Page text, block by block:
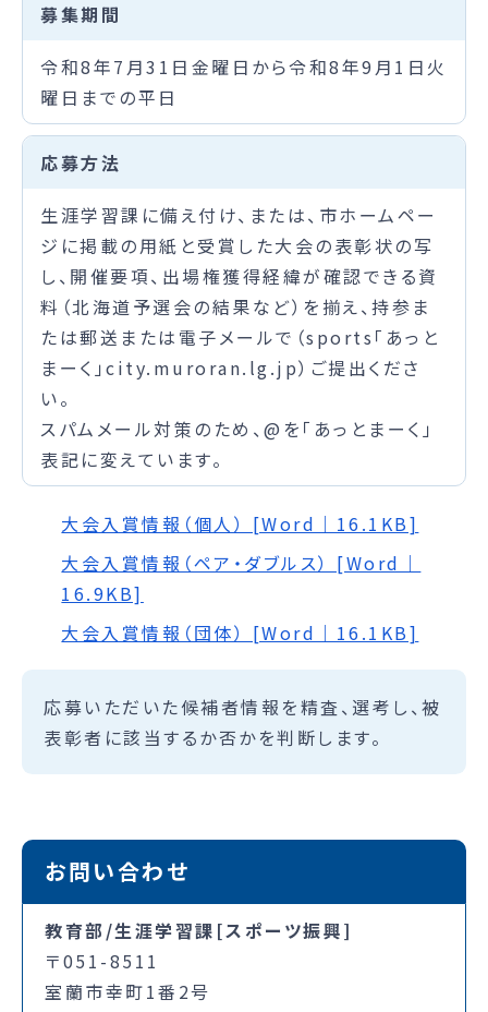
募集期間
令和8年7月31日金曜日から令和8年9月1日火
曜日までの平日
応募方法
生涯学習課に備え付け、または、市ホームペー
ジに掲載の用紙と受賞した大会の表彰状の写
し、開催要項、出場権獲得経緯が確認できる資
料（北海道予選会の結果など）を揃え、持参ま
たは郵送または電子メールで（sports「あっと
まーく」city.muroran.lg.jp）ご提出くださ
い。
スパムメール対策のため、@を「あっとまーく」
表記に変えています。
大会入賞情報（個人） [Word｜16.1KB]
大会入賞情報（ペア・ダブルス） [Word｜
16.9KB]
大会入賞情報（団体） [Word｜16.1KB]
応募いただいた候補者情報を精査、選考し、被
表彰者に該当するか否かを判断します。
お問い合わせ
教育部/生涯学習課[スポーツ振興]
〒051-8511
室蘭市幸町1番2号